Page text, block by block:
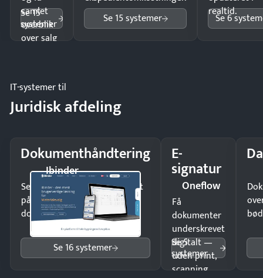
samlet
overblik
over salg
Se 15
systemer
Se 15 systemer
realtid.
Se 6
IT-systemer til
Juridisk afdeling
Dokumenthåndtering
Ibinder
Send kontrakter til underskrift
på minutter og mist ingen
dokumenter.
Se 16 systemer
E-
signatur
Oneflow
Få
dokumenter
underskrevet
digitalt —
uden print,
scanning
Se 5
systemer